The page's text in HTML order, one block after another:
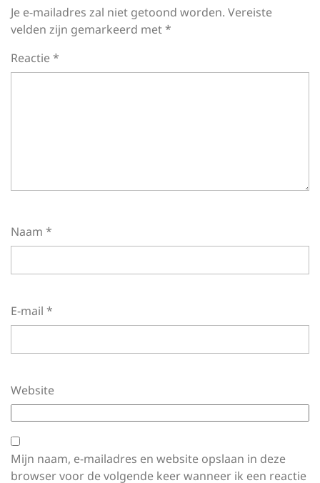
Je e-mailadres zal niet getoond worden. Vereiste
velden zijn gemarkeerd met*
Reactie*
Naam *
E-mail *
Website
Mijn naam, e-mailadres en website opslaan in deze
browser voor de volgende keer wanneer ik een reactie